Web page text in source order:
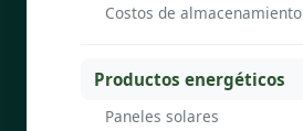
Costos de almacenamiento
Productos energéticos
Paneles solares